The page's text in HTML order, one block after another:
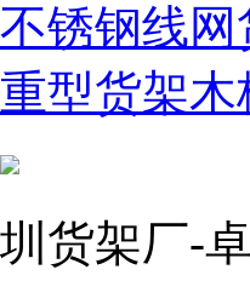
锈钢线
型货架
货架厂-